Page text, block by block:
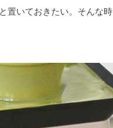
置いておきたい。そんな